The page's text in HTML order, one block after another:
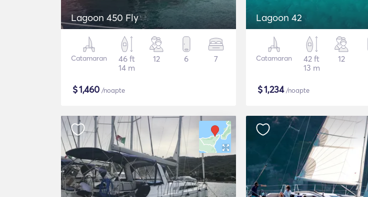
Lagoon 450 Fly
Catamaran
46 ft
14 m
12 6 7
$1,460 /noapte
Lagoon 42
Catamaran
42 ft
13 m
12
$1,234/noapte